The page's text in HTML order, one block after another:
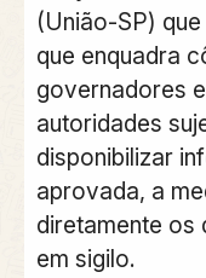
(União-SP)
que enquadra
governadores
autoridades
disponibilizar
aprovada, a
diretamente os
em sigilo.